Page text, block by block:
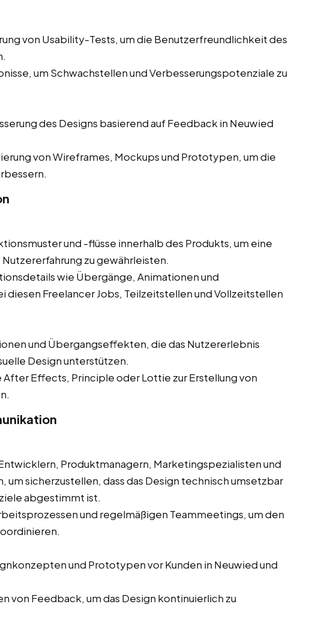
von Usability-Tests, um die Benutzerfreundlichkeit des
um Schwachstellen und Verbesserungspotenziale zu
des Designs basierend auf Feedback in Neuwied
von Wireframes, Mockups und Prototypen, um die
und -flüsse innerhalb des Produkts, um eine
zu gewährleisten.
wie Übergänge, Animationen und
diesen Freelancer Jobs, Teilzeitstellen und Vollzeitstellen
und Übergangseffekten, die das Nutzererlebnis
Design unterstützen.
After Effects, Principle oder Lottie zur Erstellung von
Produktmanagern, Marketingspezialisten und
um sicherzustellen, dass das Design technisch umsetzbar
abgestimmt ist.
und regelmäßigen Teammeetings, um den
und Prototypen vor Kunden in Neuwied und
von Feedback, um das Design kontinuierlich zu